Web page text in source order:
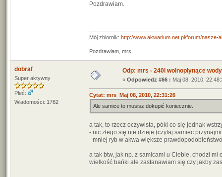
Pozdrawiam.
Mój zbiornik: http://www.akwarium.net.pl/forum/
Pozdrawiam, mrs
dobraf
Super aktywny
Płeć:
Wiadomości: 1782
Odp: mrs - 240l wolnopłynące
« Odpowiedz #66 : Maj 08, 2010,
Cytat: mrs Maj 08, 2010, 22:31:26
Ale samice to musisz dokupić koniecznie.
a tak, to rzecz oczywista, póki co się jednak
- nic złego się nie dzieje (czytaj samiec
- mniej ryb w akwa większe
a tak btw, jak np. z samicami u Ciebie, chodzi
wielkość bańki ale zastanawiam się czy jakby